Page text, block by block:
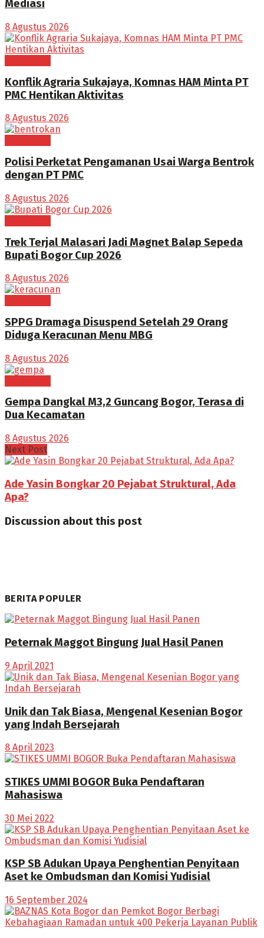
Mediasi
8 Agustus 2026
Konflik Agraria Sukajaya, Komnas HAM Minta PT
PMC Hentikan Aktivitas
8 Agustus 2026
Polisi Perketat Pengamanan Usai Warga Bentrok
dengan PT PMC
8 Agustus 2026
Trek Terjal Malasari Jadi Magnet Balap Sepeda
Bupati Bogor Cup 2026
8 Agustus 2026
SPPG Dramaga Disuspend Setelah 29 Orang
Diduga Keracunan Menu MBG
8 Agustus 2026
Gempa Dangkal M3,2 Guncang Bogor, Terasa di
Dua Kecamatan
8 Agustus 2026
Next Post
Ade Yasin Bongkar 20 Pejabat Struktural, Ada
Apa?
Discussion about this post
BERITA POPULER
Peternak Maggot Bingung Jual Hasil Panen
9 April 2021
Unik dan Tak Biasa, Mengenal Kesenian Bogor
yang Indah Bersejarah
8 April 2023
STIKES UMMI BOGOR Buka Pendaftaran
Mahasiswa
30 Mei 2022
KSP SB Adukan Upaya Penghentian Penyitaan
Aset ke Ombudsman dan Komisi Yudisial
16 September 2024